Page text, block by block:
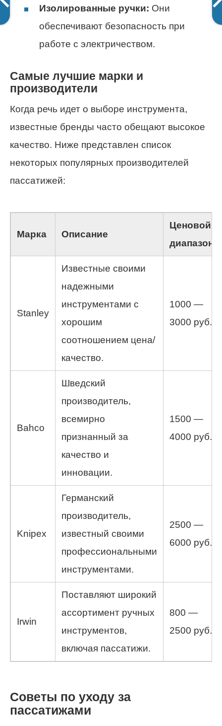
Изолированные ручки: Они
обеспечивают безопасность при
работе с электричеством.
Самые лучшие марки и
производители
Когда речь идет о выборе инструмента,
известные бренды часто обещают высокое
качество. Ниже представлен список
некоторых популярных производителей
пассатижей:
Марка Описание
Ценовой
диапазон
Stanley
Известные своими
надежными
инструментами с
хорошим
соотношением цена/
качество.
1000 —
3000 руб.
Bahco
Шведский
производитель,
всемирно
признанный за
качество и
инновации.
1500 —
4000 руб.
Knipex
Германский
производитель,
известный своими
профессиональными
инструментами.
2500 —
6000 руб.
Irwin
Поставляют широкий
ассортимент ручных
инструментов,
включая пассатижи.
800 —
2500 руб.
Советы по уходу за
пассатижами